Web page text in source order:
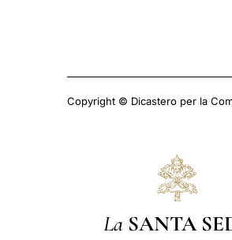
Copyright © Dicastero per la
La SANTA